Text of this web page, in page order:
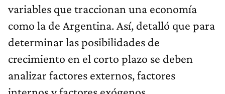
variables que traccionan una economía
como la de Argentina. Así, detalló que para
determinar las posibilidades de
crecimiento en el corto plazo se deben
analizar factores externos, factores